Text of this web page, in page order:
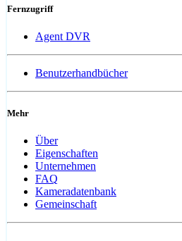
Fernzugriff
Agent DVR
Benutzerhandbücher
Mehr
Über
Eigenschaften
Unternehmen
FAQ
Kameradatenbank
Gemeinschaft